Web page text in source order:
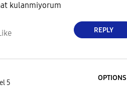
kulanmiyorum
REPLY
5
OPTIONS